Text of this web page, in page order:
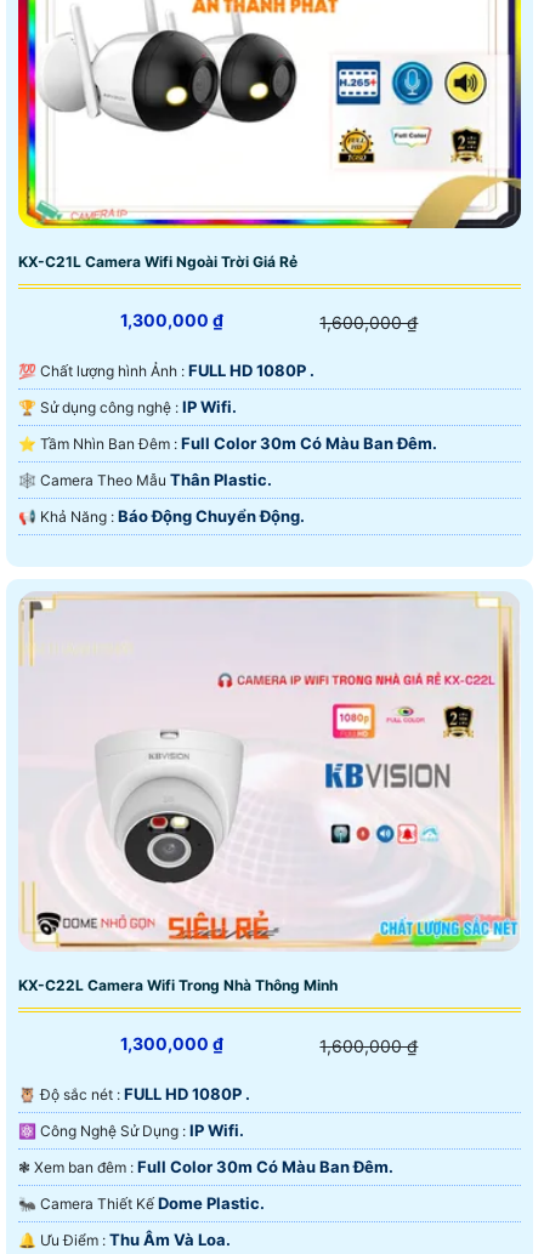
KX-C21L Camera Wifi Ngoài Trời Giá Rẻ
1,300,000 ₫ 1,600,000 ₫
💯 Chất lượng hình Ảnh : FULL HD 1080P .
🏆 Sử dụng công nghệ : IP Wifi.
⭐ Tầm Nhìn Ban Đêm : Full Color 30m Có Màu Ban Ðêm.
🕸️ Camera Theo Mẫu Thân Plastic.
️📢 Khả Năng : Báo Động Chuyển Động.
KX-C22L Camera Wifi Trong Nhà Thông Minh
1,300,000 ₫ 1,600,000 ₫
🦉 Độ sắc nét : FULL HD 1080P .
⚛️ Công Nghệ Sử Dụng : IP Wifi.
❃ Xem ban đêm : Full Color 30m Có Màu Ban Ðêm.
🐜 Camera Thiết Kế Dome Plastic.
️🔔 Ưu Điểm : Thu Âm Và Loa.